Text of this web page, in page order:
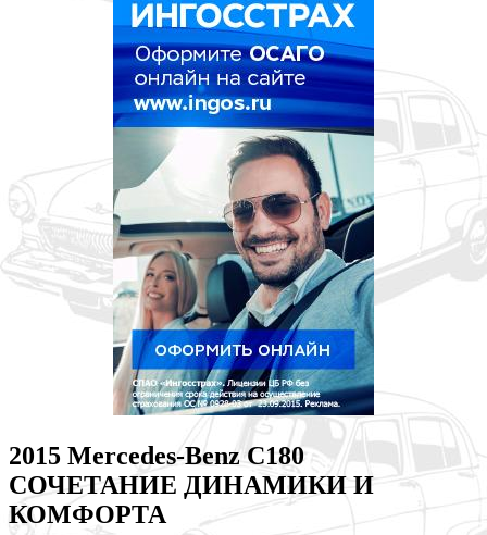
2015 Mercedes-Benz C180
СОЧЕТАНИЕ ДИНАМИКИ И
КОМФОРТА